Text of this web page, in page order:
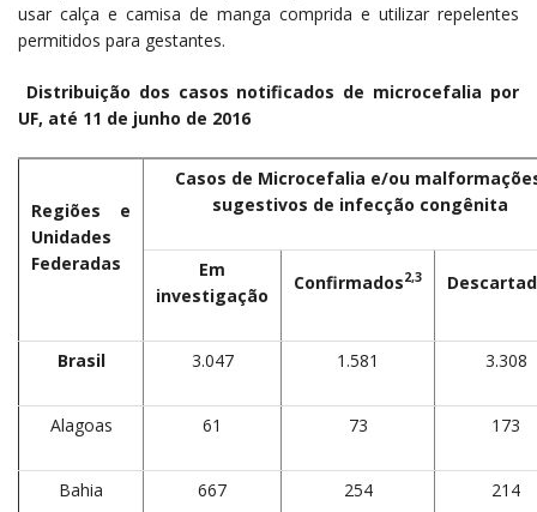
usar calça e camisa de manga comprida e utilizar repelentes
permitidos para gestantes.
Distribuição dos casos notificados de microcefalia por
UF, até 11 de junho de 2016
Regiões e
Unidades
Federadas
Casos de Microcefalia e/ou
sugestivos de infecção congênita
Em
investigação
Confirmados2,3
Brasil 3.047 1.581 3.308
Alagoas 61 73 173
Bahia 667 254 214